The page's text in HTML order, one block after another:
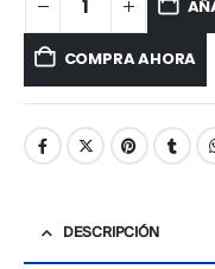
COMPRA AHORA
DESCRIPCIÓN